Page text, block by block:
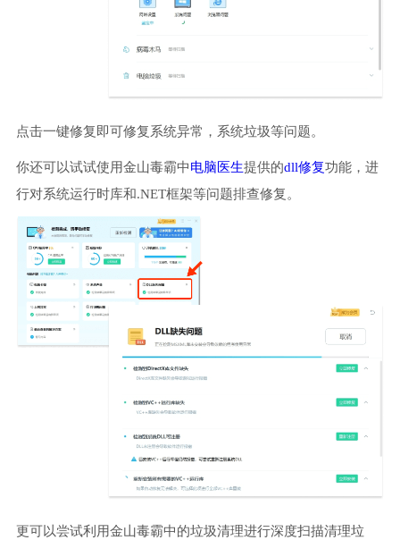
点击一键修复即可修复系统异常，系统垃圾等问题。
你还可以试试使用金山毒霸中电脑医生提供的dll修复功能，进
行对系统运行时库和.NET框架等问题排查修复。
更可以尝试利用金山毒霸中的垃圾清理进行深度扫描清理垃